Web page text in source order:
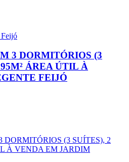
3 DORMITÓRIOS (3
ÁREA ÚTIL À
FEIJÓ